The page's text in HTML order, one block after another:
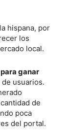
hispana, por
los
local.
ganar
usuarios.
de
poca
del portal.